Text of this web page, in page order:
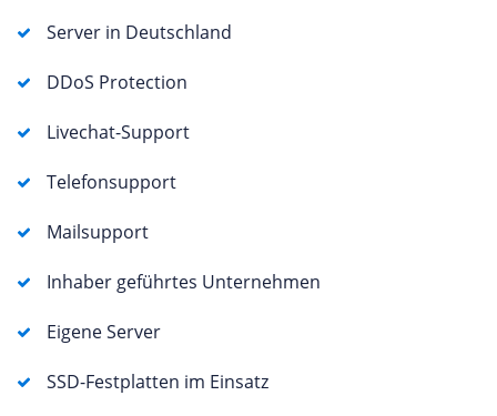
Server in Deutschland
DDoS Protection
Livechat-Support
Telefonsupport
Mailsupport
Inhaber geführtes Unternehmen
Eigene Server
SSD-Festplatten im Einsatz